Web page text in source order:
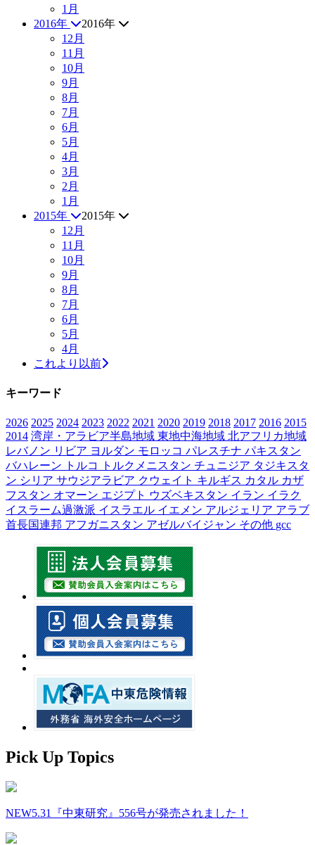
1月
2016年
2016年
12月
11月
10月
9月
8月
7月
6月
5月
4月
3月
2月
1月
2015年
2015年
12月
11月
10月
9月
8月
7月
6月
5月
4月
これより以前
キーワード
2026 2025 2024 2023 2022 2021 2020 2019 2018 2017 2016 2015
2014 湾岸・アラビア半島地域 東地中海地域 北アフリカ地域
レバノン リビア ヨルダン モロッコ パレスチナ パキスタン
バハレーン
トルコ トルクメニスタン チュニジア タジキスタ
ン シリア サウジアラビア クウェイト キルギス カタル カザ
フスタン オマーン エジプト ウズベキスタン イラン イラク
イスラーム過激派 イスラエル イエメン アルジェリア アラブ
首長国連邦 アフガニスタン アゼルバイジャン その他 gcc
Pick Up Topics
NEW5.31『中東研究』556号が発売されました！